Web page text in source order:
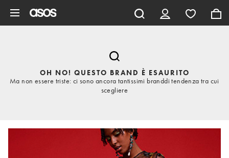
OH NO! QUESTO BRAND È ESAURITO
Ma non essere triste: ci sono ancora tantissimi branddi tendenza tra cui
scegliere